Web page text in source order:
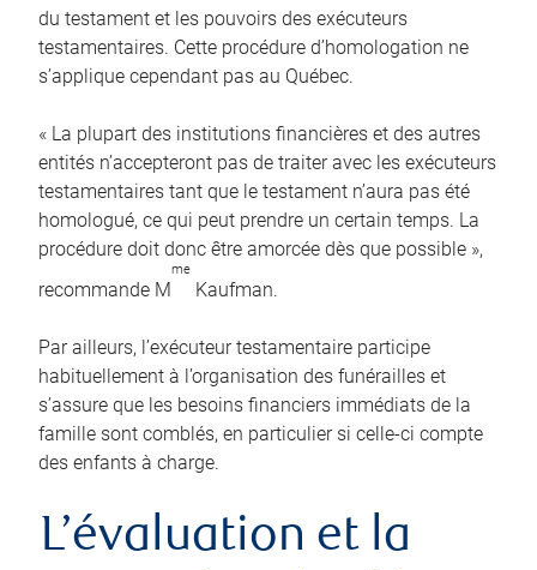
du testament et les pouvoirs des exécuteurs
testamentaires. Cette procédure d’homologation ne
s’applique cependant pas au Québec.
« La plupart des institutions financières et des autres
entités n’accepteront pas de traiter avec les exécuteurs
testamentaires tant que le testament n’aura pas été
homologué, ce qui peut prendre un certain temps. La
procédure doit donc être amorcée dès que possible »,
recommande M
me
Kaufman.
Par ailleurs, l’exécuteur testamentaire participe
habituellement à l’organisation des funérailles et
s’assure que les besoins financiers immédiats de la
famille sont comblés, en particulier si celle-ci compte
des enfants à charge.
L’évaluation et la